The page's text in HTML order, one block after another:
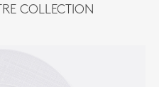
COLLECTION